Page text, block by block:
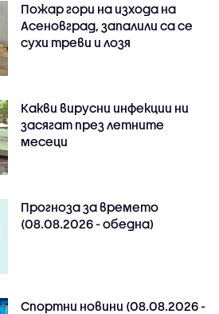
Пожар гори на изхода на
Асеновград, запалили са се
сухи треви и лозя
Какви вирусни инфекции ни
засягат през летните
месеци
Прогноза за времето
(08.08.2026 - обедна)
Спортни новини (08.08.2026 -